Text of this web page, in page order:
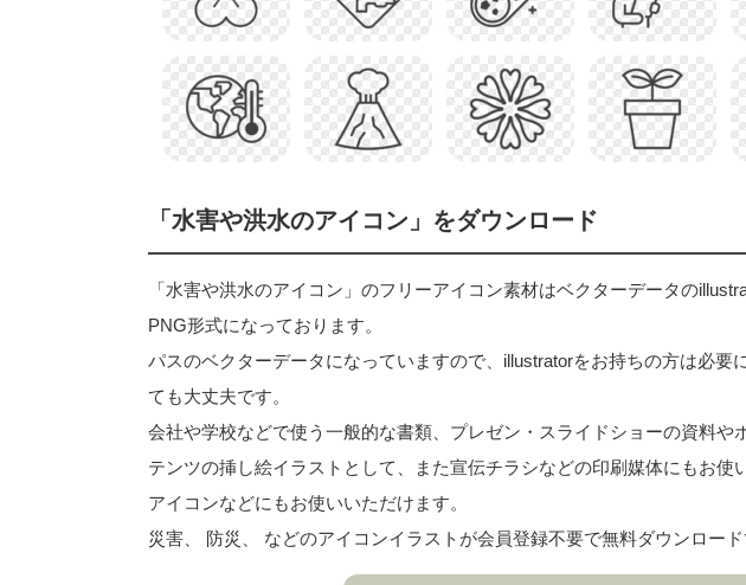
「水害や洪水のアイコン」をダウンロード
「水害や洪水のアイコン」のフリーアイコン素材はベクターデータの
PNG形式になっております。
パスのベクターデータになっていますので、illustratorをお持ちの方は必要
ても大丈夫です。
会社や学校などで使う一般的な書類、プレゼン・スライドショーの資料や
テンツの挿し絵イラストとして、また宣伝チラシなどの印刷媒体にもお使
アイコンなどにもお使いいただけます。
災害、 防災、 などのアイコンイラストが会員登録不要で無料ダウンロード